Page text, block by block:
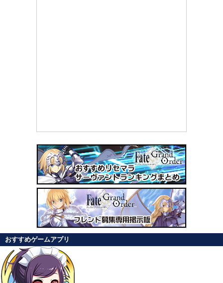
おすすめゲームアプリ